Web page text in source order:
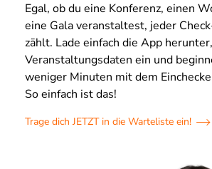
Egal, ob du eine Konferenz, einen
eine Gala veranstaltest, jeder
zählt. Lade einfach die App
Veranstaltungsdaten ein und
weniger Minuten mit dem
So einfach ist das!
Trage dich JETZT in die Warteliste ein!